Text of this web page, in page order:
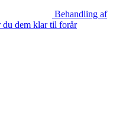
Behandling af
du dem klar til forår